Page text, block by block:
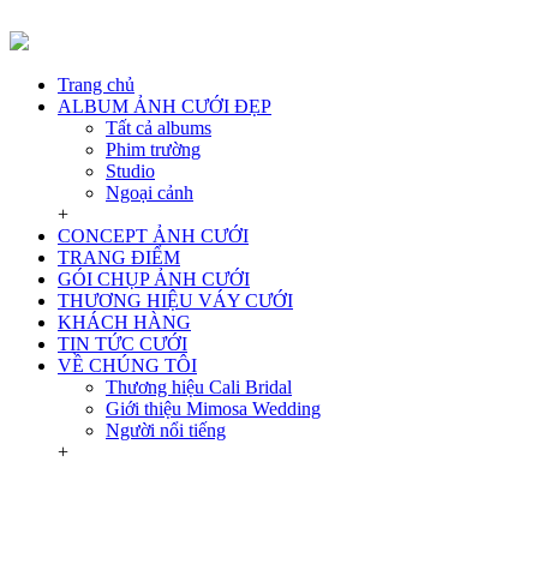
Trang chủ
ALBUM ẢNH CƯỚI ĐẸP
Tất cả albums
Phim trường
Studio
Ngoại cảnh
+
CONCEPT ẢNH CƯỚI
TRANG ĐIỂM
GÓI CHỤP ẢNH CƯỚI
THƯƠNG HIỆU VÁY CƯỚI
KHÁCH HÀNG
TIN TỨC CƯỚI
VỀ CHÚNG TÔI
Thương hiệu Cali Bridal
Giới thiệu Mimosa Wedding
Người nổi tiếng
+